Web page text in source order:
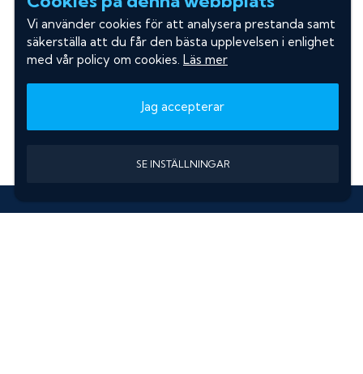
Vi använder cookies för att analysera prestanda samt
säkerställa att du får den bästa upplevelsen i enlighet
med vår policy om cookies. Läs mer
Jag accepterar
SE INSTÄLLNINGAR